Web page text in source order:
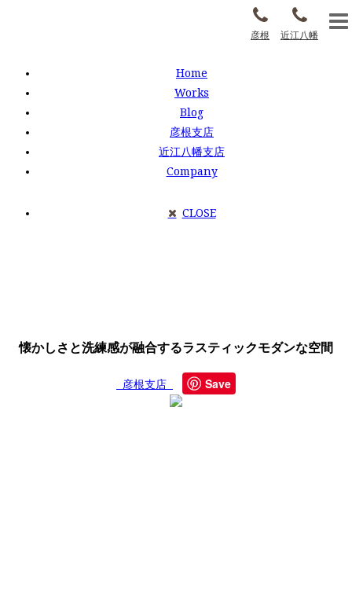
近江八幡
彦根
Home
Works
Blog
彦根支店
近江八幡支店
Company
CLOSE
懐かしさと洗練感が融合するラスティックモダンな空間
彦根支店 Save